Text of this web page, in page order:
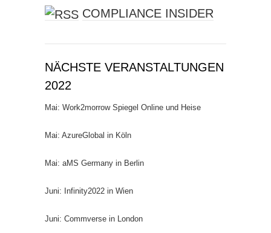
COMPLIANCE INSIDER
NÄCHSTE VERANSTALTUNGEN
2022
Mai: Work2morrow Spiegel Online und Heise
Mai: AzureGlobal in Köln
Mai: aMS Germany in Berlin
Juni: Infinity2022 in Wien
Juni: Commverse in London